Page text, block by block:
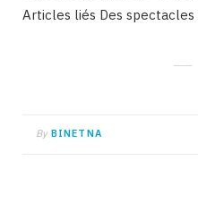
Articles liés Des
By BINETNA